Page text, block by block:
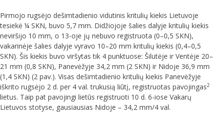
Pirmojo rugsėjo dešimtadienio vidutinis kritulių kiekis Lietuvoje
tesiekė ¼ SKN, buvo 5,7 mm. Didžiojoje šalies dalyje kritulių kiekis
neviršijo 10 mm, o 13-oje jų nebuvo registruota (0–0,5 SKN),
vakarinėje šalies dalyje vyravo 10–20 mm kritulių kiekis (0,4–0,5
SKN). Šis kiekis buvo viršytas tik 4 punktuose: Šilutėje ir Ventėje 20–
21 mm (0,8 SKN), Panevėžyje 34,2 mm (2 SKN) ir Nidoje 36,9 mm
(1,4 SKN) (2 pav.). Visas dešimtadienio kritulių kiekis Panevėžyje
iškrito rugsėjo 2 d. per 4 val. trukusią liūtį, registruotas pavojingas2
lietus. Taip pat pavojingi lietūs registruoti 10 d. 6-iose Vakarų
Lietuvos stotyse, gausiausias Nidoje – 34,2 mm/4 val.